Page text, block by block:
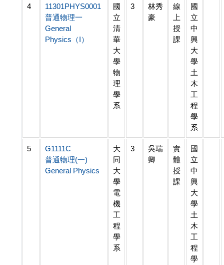
4
11301PHYS0001
普通物理一
General
Physics（I）
國
立
清
華
大
學
物
理
學
系
3
林秀
豪
線
上
授
課
國
立
中
興
大
學
土
木
工
程
學
系
5
G1111C
普通物理(一)
General Physics
大
同
大
學
電
機
工
程
學
系
3
吳瑞
卿
實
體
授
課
國
立
中
興
大
學
土
木
工
程
學